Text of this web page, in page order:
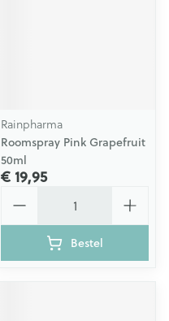
Rainpharma
Roomspray Pink Grapefruit
50ml
€ 19,95
Bestel